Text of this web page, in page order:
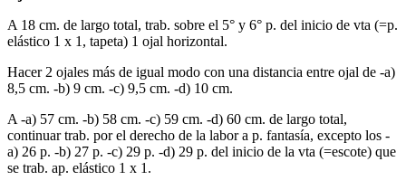
A 18 cm. de largo total, trab. sobre el 5° y 6° p. del inicio de vta (=p.
elástico 1 x 1, tapeta) 1 ojal horizontal.
Hacer 2 ojales más de igual modo con una distancia entre ojal de -a)
8,5 cm. -b) 9 cm. -c) 9,5 cm. -d) 10 cm.
A -a) 57 cm. -b) 58 cm. -c) 59 cm. -d) 60 cm. de largo total,
continuar trab. por el derecho de la labor a p. fantasía, excepto los -
a) 26 p. -b) 27 p. -c) 29 p. -d) 29 p. del inicio de la vta (=escote) que
se trab. ap. elástico 1 x 1.